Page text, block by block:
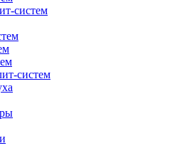
систем
систем